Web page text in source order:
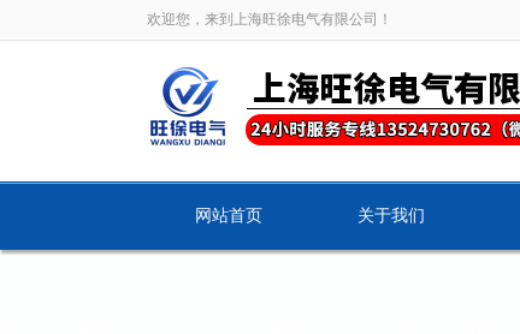
欢迎您，来到上海旺徐电气有限公司！
网站首页 关于我们